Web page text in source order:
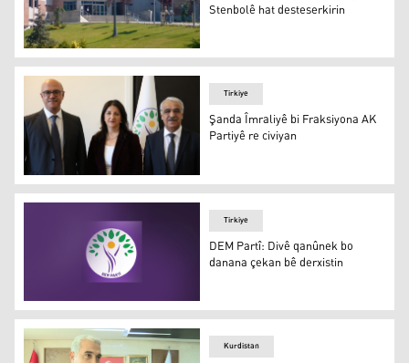
Serokê Şaredariya Silivriyê ya Stenbolê hat desteserkirin
Stenbolê hat desteserkirin
Şanda Îmraliyê bi Fraksiyona AK Partiyê re civiyan
Tirkiye
Şanda Îmraliyê bi Fraksiyona AK
Partiyê re civiyan
DEM Partî: Divê qanûnek bo danana çekan bê derxistin
Tirkiye
DEM Partî: Divê qanûnek bo
danana çekan bê derxistin
Kurdistan